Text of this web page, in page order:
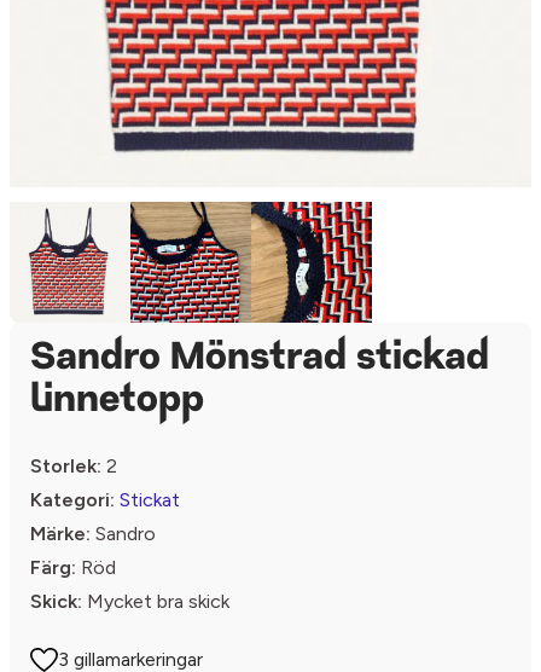
Sandro Mönstrad stickad
linnetopp
Storlek: 2
Kategori: Stickat
Märke: Sandro
Färg: Röd
Skick: Mycket bra skick
3 gillamarkeringar